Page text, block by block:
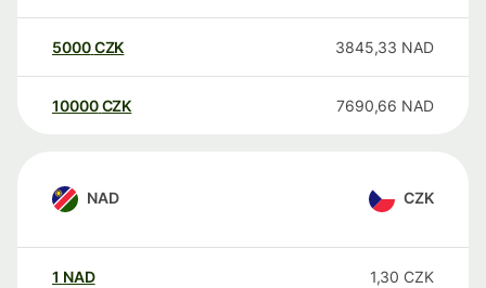
5000CZK 3845,33 NAD
10000 CZK 7690,66 NAD
NAD CZK
1 NAD 1,30 CZK